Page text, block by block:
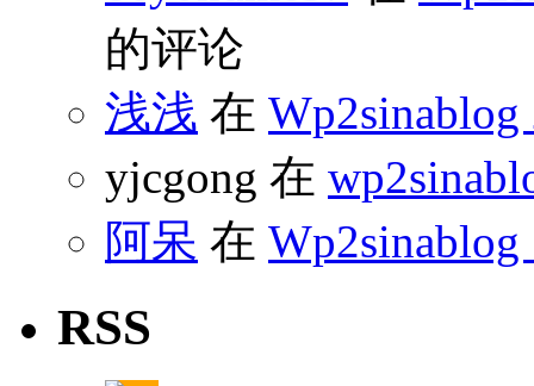
的评论
浅浅 在
yjcgong 在
阿呆 在
RSS